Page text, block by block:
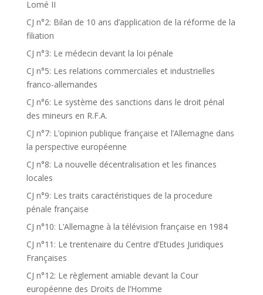
Lomé II
CJ n°2: Bilan de 10 ans d’application de la réforme de la
filiation
CJ n°3: Le médecin devant la loi pénale
CJ n°5: Les relations commerciales et industrielles
franco-allemandes
CJ n°6: Le système des sanctions dans le droit pénal
des mineurs en R.F.A.
CJ n°7: L’opinion publique française et l’Allemagne dans
la perspective européenne
CJ n°8: La nouvelle décentralisation et les finances
locales
CJ n°9: Les traits caractéristiques de la procedure
pénale française
CJ n°10: L’Allemagne à la télévision française en 1984
CJ n°11: Le trentenaire du Centre d’Etudes Juridiques
Françaises
CJ n°12: Le règlement amiable devant la Cour
européenne des Droits de l’Homme